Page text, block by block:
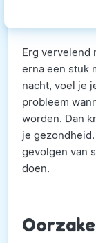
Erg vervelend
erna een stuk
nacht, voel je
probleem
worden. Dan
je
gevolgen van
doen.